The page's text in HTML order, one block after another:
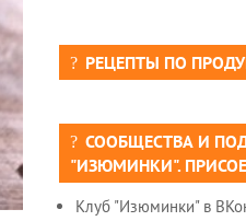
РЕЦЕПТЫ ПО
СООБЩЕСТВА И
"ИЗЮМИНКИ".
Клуб "Изюминки" в